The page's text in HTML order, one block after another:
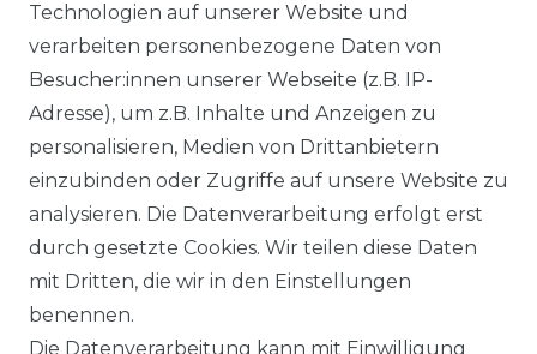
Ausgezeichneter Service
Versandbedingungen
Technologien auf unserer Website und
verarbeiten personenbezogene Daten von
Besucher:innen unserer Webseite (z.B. IP-
Adresse), um z.B. Inhalte und Anzeigen zu
personalisieren, Medien von Drittanbietern
einzubinden oder Zugriffe auf unsere Website zu
analysieren. Die Datenverarbeitung erfolgt erst
durch gesetzte Cookies. Wir teilen diese Daten
mit Dritten, die wir in den Einstellungen
benennen.
Die Datenverarbeitung kann mit Einwilligung